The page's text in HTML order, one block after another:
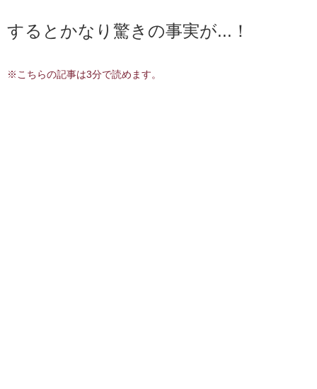
するとかなり驚きの事実が...！
※こちらの記事は3分で読めます。